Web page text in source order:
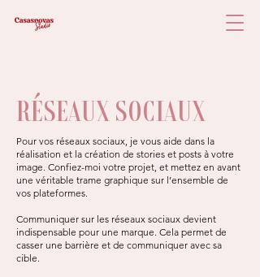
RÉSEAUX SOCIAUX
Pour vos réseaux sociaux, je vous aide dans la
réalisation et la création de stories et posts à votre
image. Confiez-moi votre projet, et mettez en avant
une véritable trame graphique sur l’ensemble de
vos plateformes.
Communiquer sur les réseaux sociaux devient
indispensable pour une marque. Cela permet de
casser une barrière et de communiquer avec sa
cible.